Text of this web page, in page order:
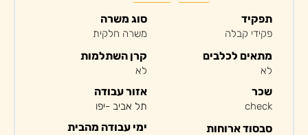
תפקיד
פקידי קבלה
מתאים לכלבים
לא
סוג משרה
משרה חלקית
קרן השתלמות
לא
שכר
check
סבסוד ארוחות
אזור עבודה
תל אביב -יפו
ימי עבודה מהבית